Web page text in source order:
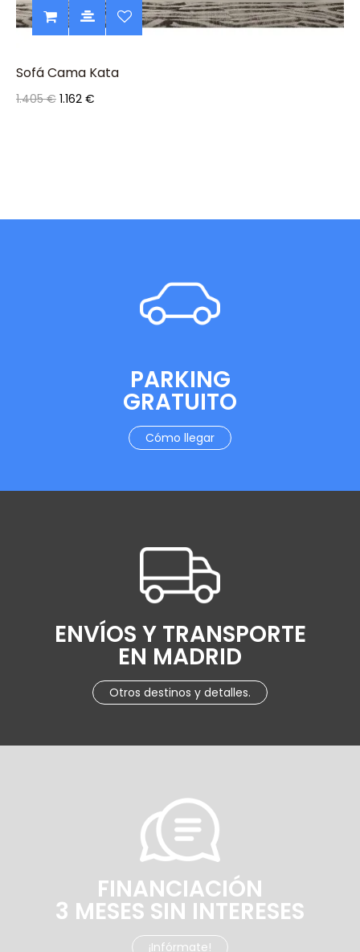
Sofá Cama Kata
1.405 € 1.162 €
PARKING
GRATUITO
Cómo llegar
ENVÍOS Y TRANSPORTE
EN MADRID
Otros destinos y detalles.
FINANCIACIÓN
3 MESES SIN INTERESES
¡Infórmate!